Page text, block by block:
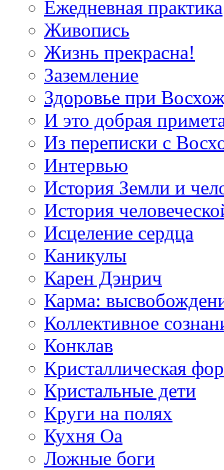
Ежедневная практика
Живопись
Жизнь прекрасна!
Заземление
Здоровье при
И это добрая
Из переписки с
Интервью
История Земли и
История
Исцеление сердца
Каникулы
Карен Дэнрич
Карма:
Коллективное
Конклав
Кристаллическая
Кристальные дети
Круги на полях
Кухня Оа
Ложные боги